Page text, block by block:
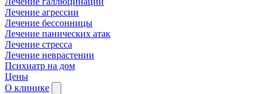
Лечение агрессии
Лечение бессонницы
Лечение панических атак
Лечение стресса
Лечение неврастении
Психиатр на дом
Цены
О клинике